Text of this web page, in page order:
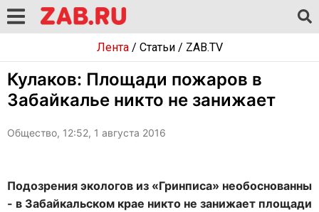
Лента/ Статьи/ ZAB.TV
Кулаков: Площади пожаров в
Забайкалье никто не занижает
Общество, 12:52, 1 августа 2016
Подозрения экологов из «Гринписа» необоснованны
- в Забайкальском крае никто не занижает площади